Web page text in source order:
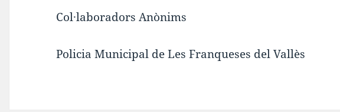
Col·laboradors Anònims
Policia Municipal de Les Franqueses del Vallès